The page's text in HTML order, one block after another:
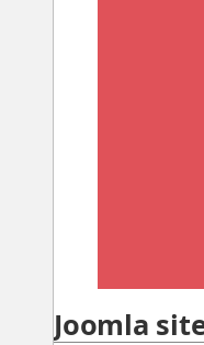
Joomla